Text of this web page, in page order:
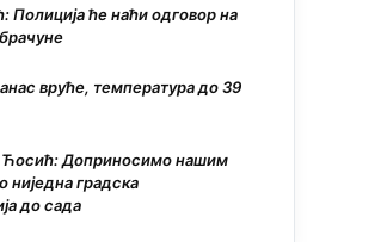
Полиција ће наћи одговор на
вруће, температура до 39
Ћосић: Доприносимо нашим
ниједна градска
до сада